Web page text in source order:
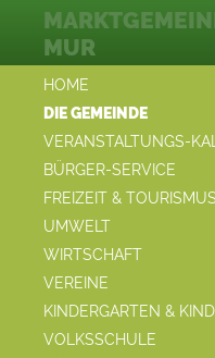
HOME
DIE GEMEINDE
VERANSTALTUNGS-
BÜRGER-SERVICE
FREIZEIT & TOURISMUS
UMWELT
WIRTSCHAFT
VEREINE
KINDERGARTEN &
VOLKSSCHULE
MUR